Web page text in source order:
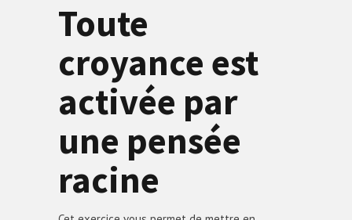
Toute
croyance est
activée par
une pensée
racine